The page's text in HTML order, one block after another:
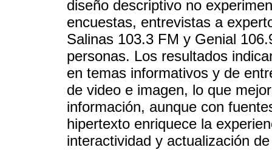
diseño descriptivo no
encuestas, entrevistas a
Salinas 103.3 FM y Genial
personas. Los resultados
en temas informativos y de
de video e imagen, lo que
información, aunque con
hipertexto enriquece la
interactividad y actualización